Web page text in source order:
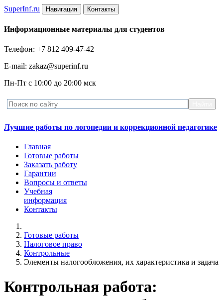
SuperInf.ru Навигация Контакты
Информационные материалы для студентов
Телефон: +7 812 409-47-42
E-mail: zakaz@superinf.ru
Пн-Пт с 10:00 до 20:00 мск
Лучшие работы по логопедии и коррекционной педагогике
Главная
Готовые работы
Заказать работу
Гарантии
Вопросы и ответы
Учебная
информация
Контакты
Готовые работы
Налоговое право
Контрольные
Элементы налогообложения, их характеристика и задача
Контрольная работа: